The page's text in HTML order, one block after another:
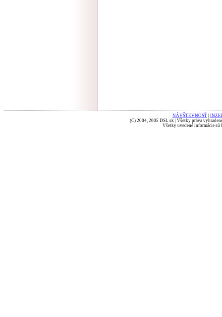
NÁVŠTEVNOSŤ
(C) 2004, 2005 DSL.sk | Všetky práva
Všetky uvedené informácie sú